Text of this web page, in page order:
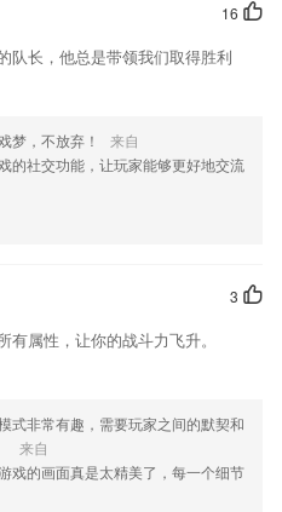
经历，以帮助我们更好的对产品进行
16
队长，他总是带领我们取得胜利
梦，不放弃！
来自
的社交功能，让玩家能够更好地交流
3
属性，让你的战斗力飞升。
式非常有趣，需要玩家之间的默契和
来自
戏的画面真是太精美了，每一个细节